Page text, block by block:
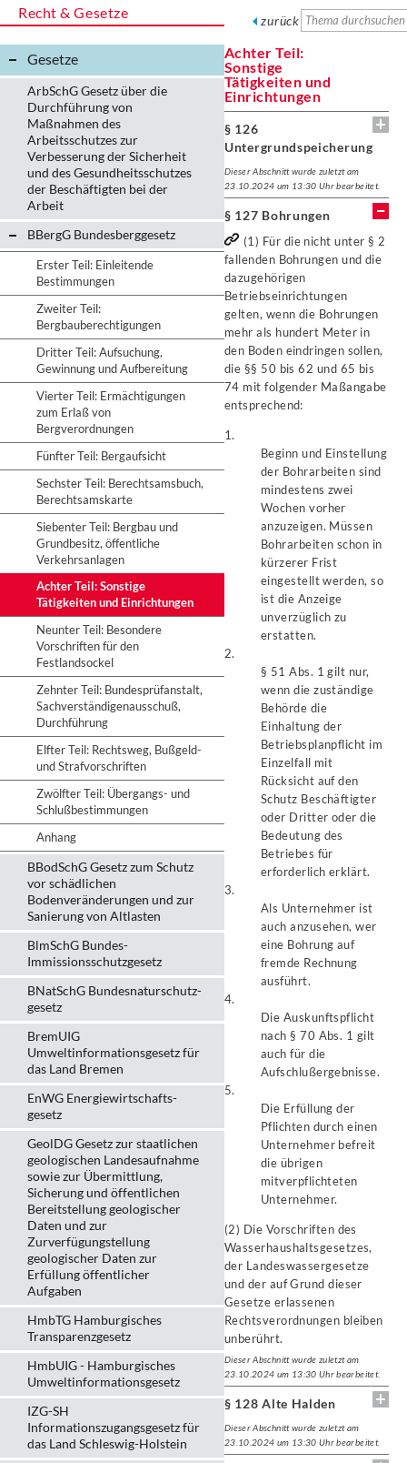
Recht & Gesetze
Gesetze
ArbSchG Gesetz über die
Durchführung von
Maßnahmen des
Arbeitsschutzes zur
Verbesserung der Sicherheit
und des Gesundheitsschutzes
der Beschäftigten bei der
Arbeit
BBergG Bundesberggesetz
Erster Teil: Einleitende
Bestimmungen
Zweiter Teil:
Bergbauberechtigungen
Dritter Teil: Aufsuchung,
Gewinnung und Aufbereitung
Vierter Teil: Ermächtigungen
zum Erlaß von
Bergverordnungen
Fünfter Teil: Bergaufsicht
Sechster Teil: Berechtsamsbuch,
Berechtsamskarte
Siebenter Teil: Bergbau und
Grundbesitz, öffentliche
Verkehrsanlagen
Achter Teil: Sonstige
Tätigkeiten und Einrichtungen
Neunter Teil: Besondere
Vorschriften für den
Festlandsockel
Zehnter Teil: Bundesprüfanstalt,
Sachverständigenausschuß,
Durchführung
Elfter Teil: Rechtsweg, Bußgeld-
und Strafvorschriften
Zwölfter Teil: Übergangs- und
Schlußbestimmungen
Anhang
BBodSchG Gesetz zum Schutz
vor schädlichen
Bodenveränderungen und zur
Sanierung von Altlasten
BlmSchG Bundes-
Immissionsschutz­gesetz
BNatSchG Bundesnaturschutz-
gesetz
BremUIG
Umweltinformationsgesetz für
das Land Bremen
EnWG Energiewirtschafts-
gesetz
GeolDG Gesetz zur staatlichen
geologischen Landesaufnahme
sowie zur Übermittlung,
Sicherung und öffentlichen
Bereitstellung geologischer
Daten und zur
Zurverfügungstellung
geologischer Daten zur
Erfüllung öffentlicher
Aufgaben
HmbTG Hamburgisches
Transparenzgesetz
HmbUIG - Hamburgisches
Umweltinformationsgesetz
IZG-SH
Informationszugangsgesetz für
das Land Schleswig-Holstein
zurück
Achter Teil:
Sonstige
Tätigkeiten und
Einrichtungen
§ 126
Untergrundspeicherung
Dieser Abschnitt wurde zuletzt am
23.10.2024 um 13:30 Uhr bearbeitet.
§ 127 Bohrungen
(1) Für die nicht unter § 2
fallenden Bohrungen und die
dazugehörigen
Betriebseinrichtungen
gelten, wenn die Bohrungen
mehr als hundert Meter in
den Boden eindringen sollen,
die §§ 50 bis 62 und 65 bis
74 mit folgender Maßangabe
entsprechend:
1.
Beginn und Einstellung
der Bohrarbeiten sind
mindestens zwei
Wochen vorher
anzuzeigen. Müssen
Bohrarbeiten schon in
kürzerer Frist
eingestellt werden, so
ist die Anzeige
unverzüglich zu
erstatten.
2.
§ 51 Abs. 1 gilt nur,
wenn die zuständige
Behörde die
Einhaltung der
Betriebsplanpflicht im
Einzelfall mit
Rücksicht auf den
Schutz Beschäftigter
oder Dritter oder die
Bedeutung des
Betriebes für
erforderlich erklärt.
3.
Als Unternehmer ist
auch anzusehen, wer
eine Bohrung auf
fremde Rechnung
ausführt.
4.
Die Auskunftspflicht
nach § 70 Abs. 1 gilt
auch für die
Aufschlußergebnisse.
5.
Die Erfüllung der
Pflichten durch einen
Unternehmer befreit
die übrigen
mitverpflichteten
Unternehmer.
(2) Die Vorschriften des
Wasserhaushaltsgesetzes,
der Landeswassergesetze
und der auf Grund dieser
Gesetze erlassenen
Rechtsverordnungen bleiben
unberührt.
Dieser Abschnitt wurde zuletzt am
23.10.2024 um 13:30 Uhr bearbeitet.
§ 128 Alte Halden
Dieser Abschnitt wurde zuletzt am
23.10.2024 um 13:30 Uhr bearbeitet.